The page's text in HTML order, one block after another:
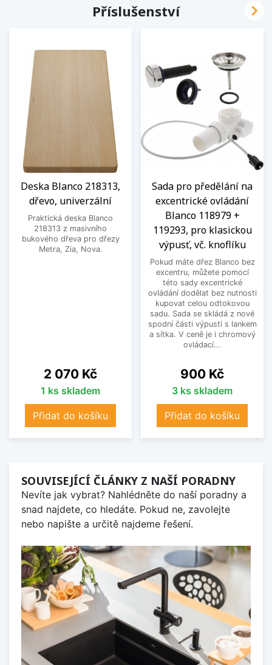
Příslušenství
Deska Blanco 218313,
dřevo, univerzální
Praktická deska Blanco
218313 z masivního
bukového dřeva pro dřezy
Metra, Zia, Nova.
Cena
2 070 Kč
1 ks skladem
Přidat do košíku
Sada pro předělání na
excentrické ovládání
Blanco 118979 +
119293, pro klasickou
výpusť, vč. knoflíku
Pokud máte dřez Blanco bez
excentru, můžete pomocí
této sady excentrické
ovládání dodělat bez nutnosti
kupovat celou odtokovou
sadu. Sada se skládá z nové
spodní části výpusti s lankem
a sítka. V ceně je i chromový
ovládací...
Cena
900 Kč
3 ks skladem
Přidat do košíku

SOUVISEJÍCÍ ČLÁNKY Z NAŠÍ PORADNY
Nevíte jak vybrat? Nahlédněte do naší poradny a
snad najdete, co hledáte. Pokud ne, zavolejte
nebo napište a určitě najdeme řešení.